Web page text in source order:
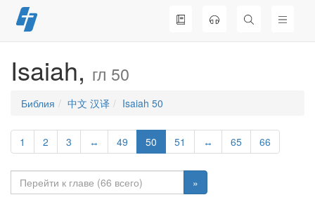
Перейти
к
Isaiah, гл 50
Библия 中文 汉译 Isaiah 50
1 2 3 ↔ 49 50 51 ↔ 65 66
»